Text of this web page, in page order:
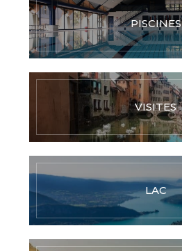
PISCINES
VISITES
LAC